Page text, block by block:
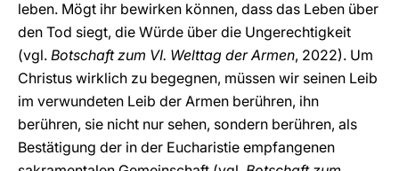
leben. Mögt ihr bewirken können, dass das Leben über
den Tod siegt, die Würde über die Ungerechtigkeit
(vgl. Botschaft zum VI. Welttag der Armen, 2022). Um
Christus wirklich zu begegnen, müssen wir seinen Leib
im verwundeten Leib der Armen berühren, ihn
berühren, sie nicht nur sehen, sondern berühren, als
Bestätigung der in der Eucharistie empfangenen